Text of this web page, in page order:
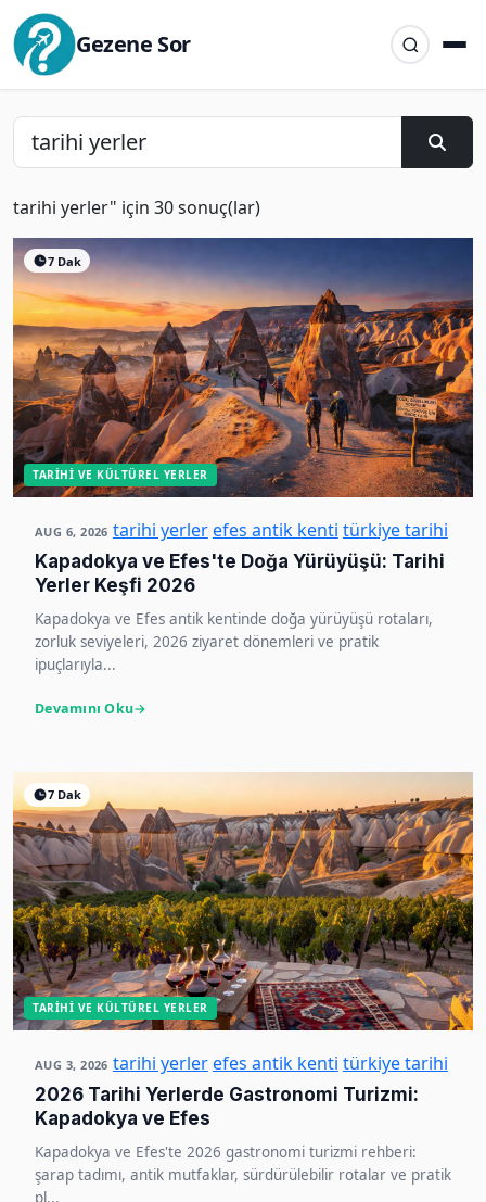
Gezene Sor
tarihi yerler" için 30 sonuç(lar)
7 Dak
TARIHI VE KÜLTÜREL YERLER
AUG 6, 2026 tarihi yerlerefes antik kenti türkiye tarihi
Kapadokya ve Efes'te Doğa Yürüyüşü: Tarihi
Yerler Keşfi 2026
Kapadokya ve Efes antik kentinde doğa yürüyüşü rotaları,
zorluk seviyeleri, 2026 ziyaret dönemleri ve pratik
ipuçlarıyla...
Devamını Oku
7 Dak
TARIHI VE KÜLTÜREL YERLER
AUG 3, 2026 tarihi yerlerefes antik kenti türkiye tarihi
2026 Tarihi Yerlerde Gastronomi Turizmi:
Kapadokya ve Efes
Kapadokya ve Efes'te 2026 gastronomi turizmi rehberi:
şarap tadımı, antik mutfaklar, sürdürülebilir rotalar ve pratik
pl...